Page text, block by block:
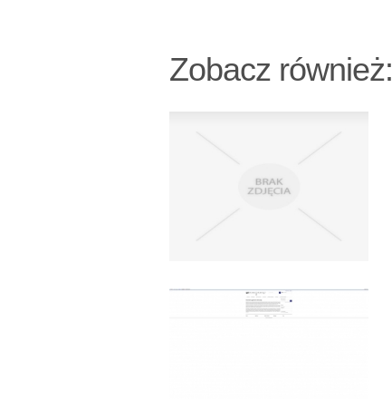
Zobacz również: